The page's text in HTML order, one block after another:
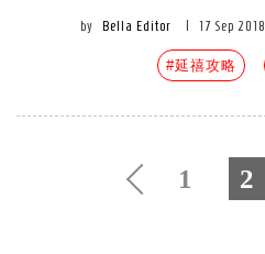
by Bella Editor 17 Sep 2018
#延禧攻略
1 2